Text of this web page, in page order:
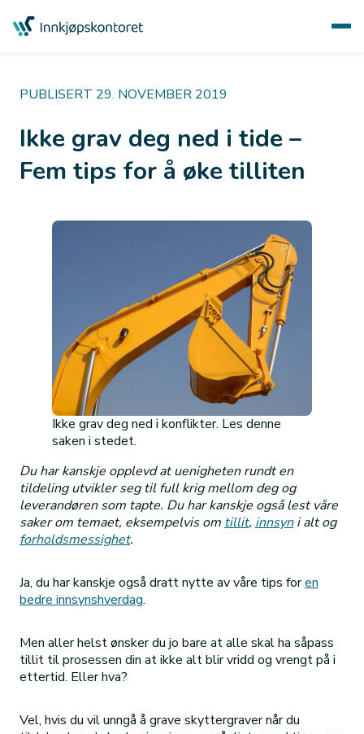
PUBLISERT 29. NOVEMBER 2019
Ikke grav deg ned i tide –
Fem tips for å øke tilliten
Ikke grav deg ned i konflikter. Les denne
saken i stedet.
Du har kanskje opplevd at uenigheten rundt en
tildeling utvikler seg til full krig mellom deg og
leverandøren som tapte. Du har kanskje også lest våre
saker om temaet, eksempelvis om tillit, innsyni alt og
forholdsmessighet.
Ja, du har kanskje også dratt nytte av våre tips foren
bedre innsynshverdag.
Men aller helst ønsker du jo bare at alle skal ha såpass
tillit til prosessen din at ikke alt blir vridd og vrengt på i
ettertid. Eller hva?
Vel, hvis du vil unngå å grave skyttergraver når du